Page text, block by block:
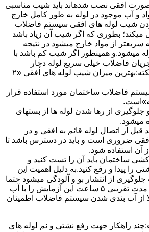
صورت افقی نصب شدهاند باید شیب مناسبی
و آب موجود در لوله به طور کامل خارج
شیب لوله های افقی سیستم فاضلاب
میکند؛ بطوری که اگر شیب آن زیاد باشد
سریعتر از مواد خارج میشود در نتیجه
میشود.و همینطور اگر شیب کم باشد با
فاضلاب خیلی سریع لوله دچار
گرفتگی میشود.نکته:بهترین میزان شیب لوله های افقی «۲
فاضلاب ساختمان مورد استفاده قرار
جلوگیری از رها شدن لوله ها از بستهای
میشود.
قبل از اتصال لوله قائم به افقی و در
افقی ضروری است و باید در دسترس باشد تا
آن استفاده شود.
کشی ساختمان باید آن را تست کنید و
را پیدا و رفع کنید.به دلیل اهمیت این
از انتشار بو و آلودگی میشود حتما
در چند نوبت و به مدت تقریبی ۵ ساعت این آزمایش را با آب
از آب بندی شدن سیستم فاضلاب اطمینان
:چند راهکار جهت رفع نشتی و نم لوله های